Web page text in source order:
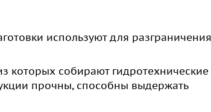
используют для разграничения
которых собирают гидротехнические
прочны, способны выдержать